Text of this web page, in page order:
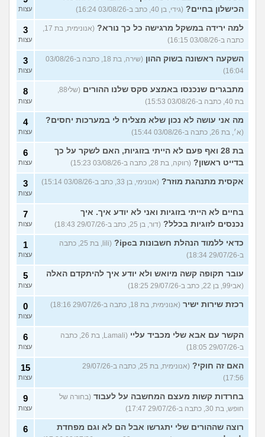
הכישלון בחיים? (גידי, בן 40, כתב ב-03/08/26 16:24) עצות
למה ירידה במשקל מרגישה כל כך נורא?
(אנונימית, בת 17,
כתבה ב-03/08/26 16:15)
3
עצות
השקעה ראשונה בשוק ההון
(שירה, בת 18, כתבה ב-03/08/26
16:04)
3
עצות
מתבגרים שנכנסו באמצע סקס שלנו ההורים
(שלי88,
בת 40, כתבה ב-03/08/26 15:53)
8
עצות
מה אני עושה לא נכון שלא מצליח לי במערכות יחסים?
(א׳, בת 26, כתבה ב-03/08/26 15:44)
4
עצות
בת 28 ואף פעם לא הייתי בזוגיות, האם לשקר על כך
בדייט ראשון? (רווקה, בת 28, כתבה ב-03/08/26 15:23)
6
עצות
אקסית מתנהגת מוזר? (אנונימי, בן 33, כתב ב-03/08/26 15:14) 3
עצות
בחיים לא הייתי בזוגיות ואני לא יודע איך. איך
נכנסים לזוגיות בכלל? (דור, בן 25, כתב ב-29/07/26 18:43)
7
עצות
כדאי ללמוד הנהלת חשבונות בipc?
(lili, בת 25, כתבה
ב-29/07/26 18:34)
1
עצות
עובר תקופה קשה מיואש ולא יודע איך להיתקדם האלה
(אבי99, בן 22, כתב ב-29/07/26 18:25)
5
עצות
רכזת שירות ישיר (אנונימית, בת 18, כתבה ב-29/07/26 18:16) 0
עצות
הקשר עם אבא שלי מכביד עליי
(Lamali, בת 26, כתבה
ב-29/07/26 18:05)
6
עצות
האם זה חוקי?
(אנונימית, בת 25, כתבה ב-29/07/26
17:56)
15
עצות
בחרדות קשות מעצם המחשבה על לעבוד (בחורה של
חופש, בת 30, כתבה ב-29/07/26 17:47)
9
עצות
רוצה שההורים שלי יתגרשו אבל הם לא וגם מפחדת
6